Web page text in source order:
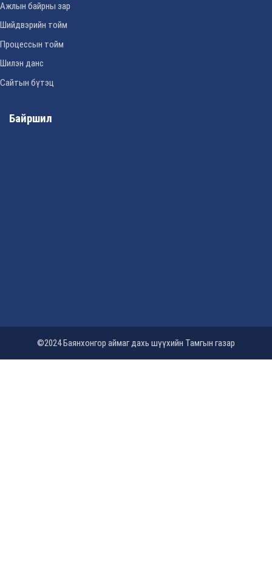
Ажлын байрны зар
Шийдвэрийн тойм
Процессын тойм
Шилэн данс
Сайтын бүтэц
Байршил
©2024 Баянхонгор аймаг дахь шүүхийн Тамгын газар